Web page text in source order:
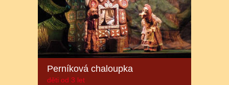
Perníková chaloupka
děti od 3 let